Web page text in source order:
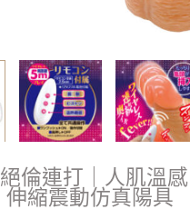
倫連打｜人肌溫
縮震動仿真陽具